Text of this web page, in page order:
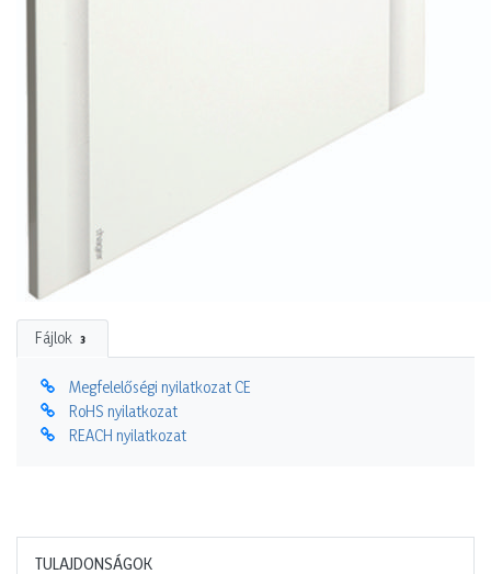
Fájlok 3
Megfelelőségi nyilatkozat CE
RoHS nyilatkozat
REACH nyilatkozat
TULAJDONSÁGOK